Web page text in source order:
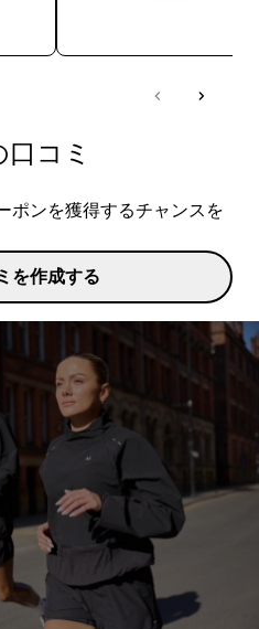
コミ
ポンを獲得するチャンスを
を作成する